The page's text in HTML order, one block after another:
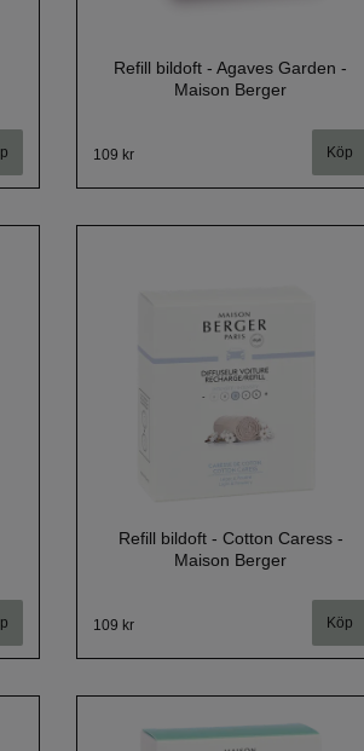
Refill bildoft - Agaves Garden -
Maison Berger
109 kr
Refill bildoft - Cotton Caress -
Maison Berger
109 kr